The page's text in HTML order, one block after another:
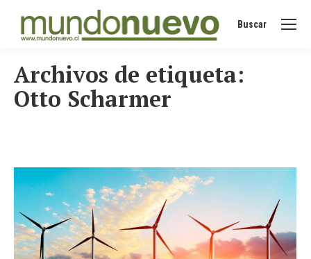
Buscar:
Buscar
Archivos de etiqueta:
Otto Scharmer